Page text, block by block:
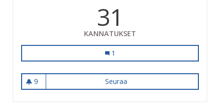
31
KANNATUKSET
Puhaltajankatu-Lemmenmäentie-
1
9
9 seuraajaa
Seuraa